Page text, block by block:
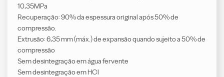
10,35MPa
Recuperação: 90% da espessura original após 50% de
compressão.
Extrusão: 6,35 mm (máx.) de expansão quando sujeito a 50% de
compressão
Sem desintegração em água fervente
Sem desintegração em HCl